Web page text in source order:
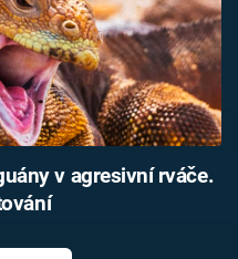
v agresivní rváče.